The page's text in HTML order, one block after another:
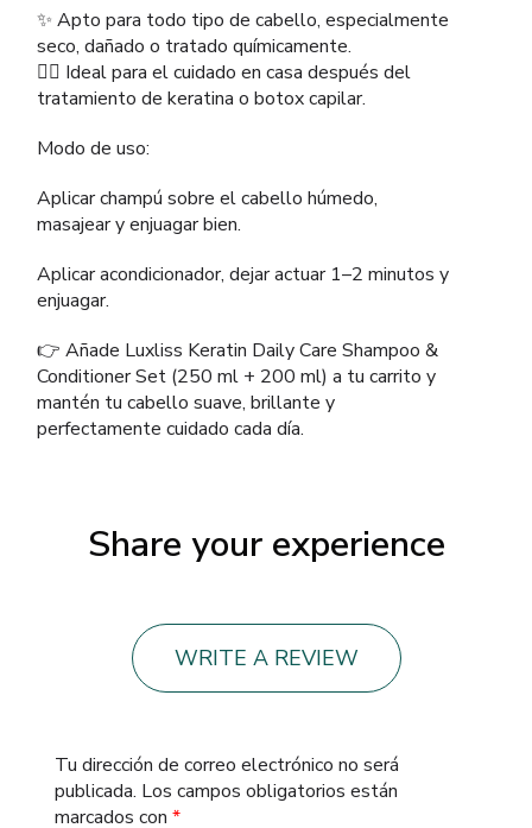
✨ Apto para todo tipo de cabello, especialmente
seco, dañado o tratado químicamente.
💇‍♀️ Ideal para el cuidado en casa después del
tratamiento de keratina o botox capilar.
Modo de uso:
Aplicar champú sobre el cabello húmedo,
masajear y enjuagar bien.
Aplicar acondicionador, dejar actuar 1–2 minutos y
enjuagar.
👉 Añade Luxliss Keratin Daily Care Shampoo &
Conditioner Set (250 ml + 200 ml) a tu carrito y
mantén tu cabello suave, brillante y
perfectamente cuidado cada día.
Share your experience
WRITE A REVIEW
Tu dirección de correo electrónico no será
publicada. Los campos obligatorios están
marcados con *